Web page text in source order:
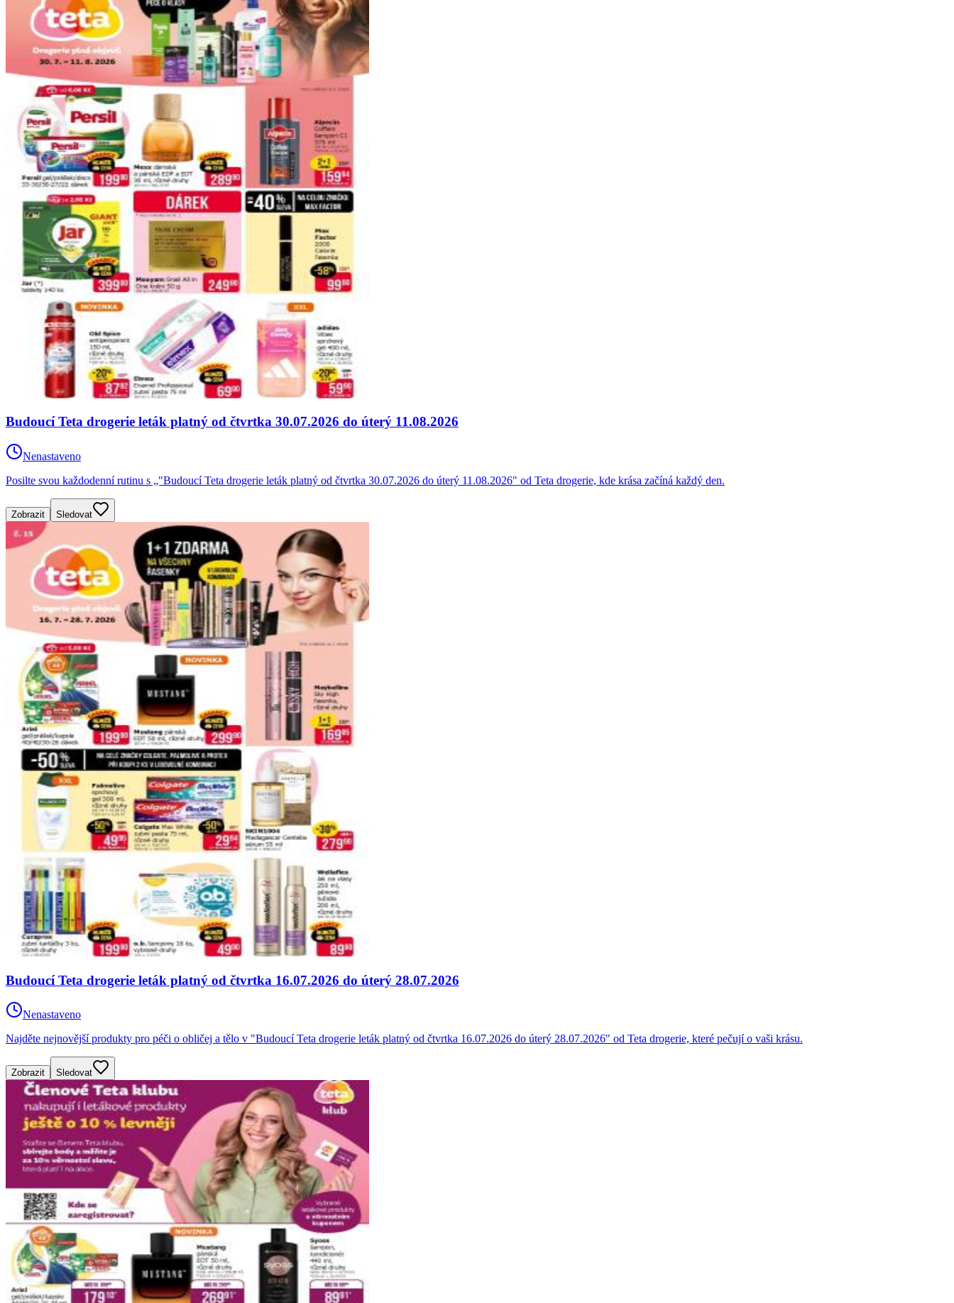
Budoucí Teta drogerie leták platný od čtvrtka 30.07.2026 do úterý 11.08.2026
Nenastaveno
Posilte svou každodenní rutinu s „"Budoucí Teta drogerie leták platný od čtvrtka 30.07.2026 do úterý 11.08.2026" od Teta drogerie, kde krása začíná každý den.
Zobrazit Sledovat
Budoucí Teta drogerie leták platný od čtvrtka 16.07.2026 do úterý 28.07.2026
Nenastaveno
Najděte nejnovější produkty pro péči o obličej a tělo v "Budoucí Teta drogerie leták platný od čtvrtka 16.07.2026 do úterý 28.07.2026" od Teta drogerie, které pečují o vaši krásu.
Zobrazit Sledovat